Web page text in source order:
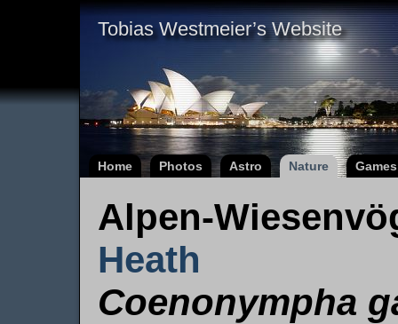
Tobias Westmeier’s Website
Home Photos Astro Nature Games
Alpen-
Heath
Coenonympha